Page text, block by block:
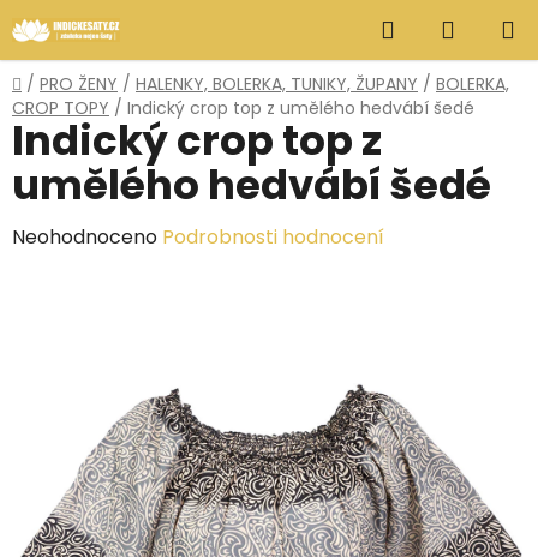
na
obsah
Hledat
KOŠÍK
Domů
/ PRO ŽENY / HALENKY, BOLERKA, TUNIKY, ŽUPANY / BOLERKA,
CROP TOPY / Indický crop top z umělého hedvábí šedé
Indický crop top z
umělého hedvábí šedé
Průměrné
hvězdiček.
Neohodnoceno Podrobnosti hodnocení